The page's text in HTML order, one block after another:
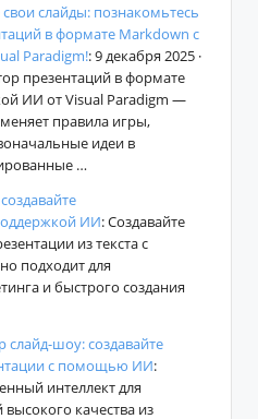
слайды: познакомьтесь
в формате Markdown с
Paradigm!: 9 декабря 2025 ·
презентаций в формате
ИИ от Visual Paradigm —
правила игры,
идеи в
…
ИИ: Создавайте
из текста с
подходит для
и быстрого создания
слайд-шоу: создавайте
с помощью ИИ:
интеллект для
качества из